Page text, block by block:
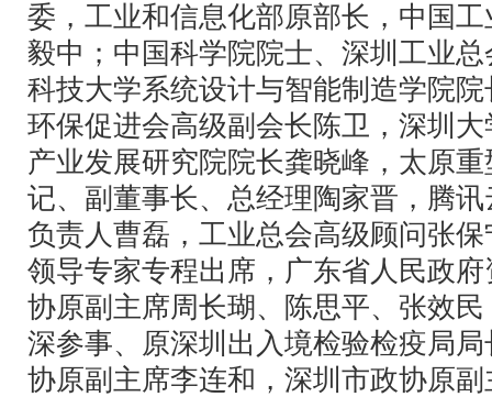
委，工业和信息化部原部长，中国
毅中；中国科学院院士、深圳工业
科技大学系统设计与智能制造学院
环保促进会高级副会长陈卫，深圳
产业发展研究院院长龚晓峰，太原
记、副董事长、总经理陶家晋，腾
负责人曹磊，工业总会高级顾问张
领导专家专程出席，广东省人民政
协原副主席周长瑚、陈思平、张效
深参事、原深圳出入境检验检疫局
协原副主席李连和，深圳市政协原